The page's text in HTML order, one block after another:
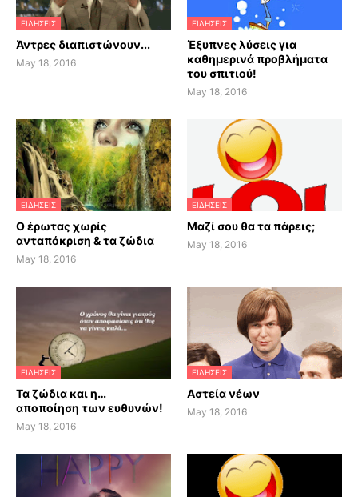
ΕΙΔΗΣΕΙΣ
Άντρες διαπιστώνουν...
May 18, 2016
ΕΙΔΗΣΕΙΣ
Έξυπνες λύσεις για
καθημερινά προβλήματα
του σπιτιού!
May 18, 2016
ΕΙΔΗΣΕΙΣ
Ο έρωτας χωρίς
ανταπόκριση & τα ζώδια
May 18, 2016
ΕΙΔΗΣΕΙΣ
Μαζί σου θα τα πάρεις;
May 18, 2016
ΕΙΔΗΣΕΙΣ
Τα ζώδια και η…
αποποίηση των ευθυνών!
May 18, 2016
ΕΙΔΗΣΕΙΣ
Αστεία νέων
May 18, 2016